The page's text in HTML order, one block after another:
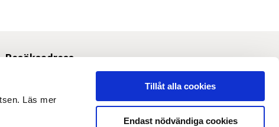
Läs mer
Tillåt alla cookies
Endast nödvändiga cookies
Besöksadress
Svetsarvägen 10, Solna